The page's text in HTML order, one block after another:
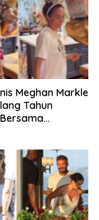
Meghan Markle
Tahun